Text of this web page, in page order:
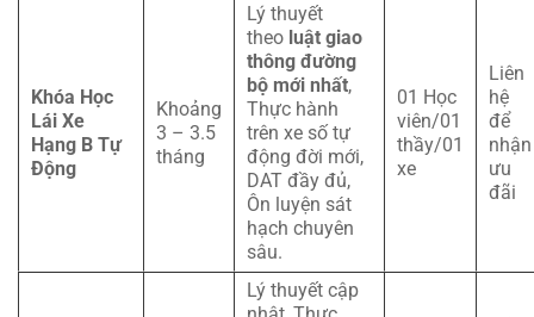
Khóa Học
Lái Xe
Hạng B Tự
Động
Khoảng
3 – 3.5
tháng
Lý thuyết
theo luật giao
thông đường
bộ mới nhất,
Thực hành
trên xe số tự
động đời mới,
DAT đầy đủ,
Ôn luyện sát
hạch chuyên
sâu.
01 Học
viên/01
thầy/01
xe
Liên
hệ
để
nhận
ưu
đãi
Lý thuyết cập